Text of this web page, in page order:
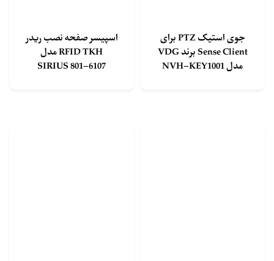
جوی استیک PTZ برای
Sense Client برند VDG
مدل NVH-KEY1001
اسپیسر صفحه نصب ریدر
RFID TKH مدل
SIRIUS 801-6107